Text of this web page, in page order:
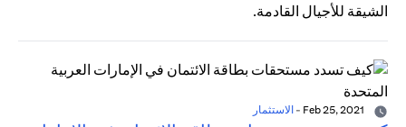
الشيقة للأجيال القادمة.
- الاستثمار